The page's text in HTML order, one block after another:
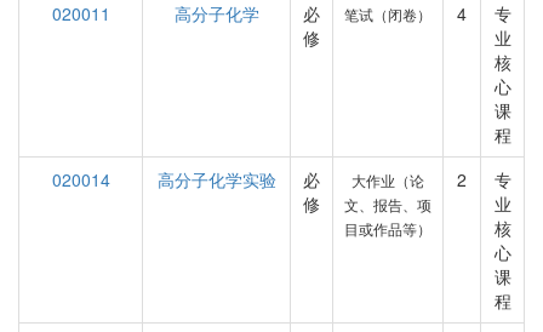
020011
高分子化学
必
修
笔试（闭卷） 4
专
业
核
心
课
程
020014
高分子化学实验
必
修
大作业（论
文、报告、项
目或作品等）
2
专
业
核
心
课
程